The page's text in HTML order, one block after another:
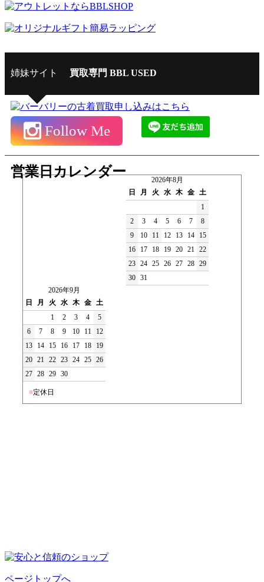
姉妹サイト 買取専門 BBL USED
Follow Me
営業日カレンダー
2026年8月
日
月 火 水 木 金 土
1
2
3 4 5 6 7
8
9
10 11 12 13 14
15
16
17 18 19 20 21 22
23 24 25 26 27 28 29
30 31
2026年9月
日
月 火 水 木 金 土
1
2 3 4
5
6
7 8 9 10 11
12
13
14 15 16 17 18
19
20 21 22 23 24 25 26
27 28 29 30
■定休日
ページトップへ